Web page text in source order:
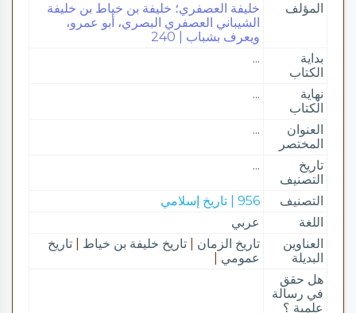
المؤلف
خليفة العصفري؛ خليفة بن خياط بن خليفة
الشيباني العصفري البصري، أبو عمرو،
ويعرف بشباب | 240
بداية
الكتاب
...
نهاية
الكتاب
...
العنوان
المختصر
...
تاريخ
التصنيف
...
التصنيف
956 | تاريخ إسلامي
اللغة
عربي
العناوين
البديلة
تاريخ الزمان تاريخ خليفة بن خياط
تاريخ
عمومي
هل حقق
في رسالة
علمية ؟